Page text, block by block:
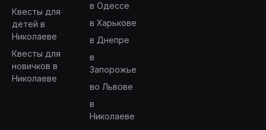
Квесты для
детей в
Николаеве
Квесты для
новичков в
Николаеве
в Одессе
в Харькове
в Днепре
в
Запорожье
во Львове
в
Николаеве